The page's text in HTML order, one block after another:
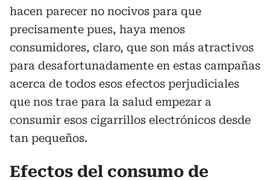
hacen parecer no nocivos para que
precisamente pues, haya menos
consumidores, claro, que son más atractivos
para desafortunadamente en estas campañas
acerca de todos esos efectos perjudiciales
que nos trae para la salud empezar a
consumir esos cigarrillos electrónicos desde
tan pequeños.
Efectos del consumo de